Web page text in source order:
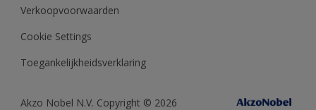
Verkoopvoorwaarden
Cookie Settings
Toegankelijkheidsverklaring
Akzo Nobel N.V. Copyright © 2026